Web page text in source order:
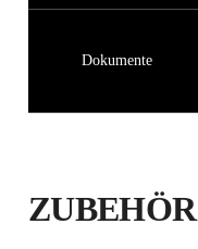
Dokumente
ZUBEHÖR